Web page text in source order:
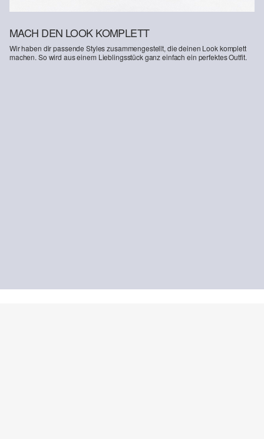
MACH DEN LOOK KOMPLETT
Wir haben dir passende Styles zusammengestellt, die deinen Look komplett
machen. So wird aus einem Lieblingsstück ganz einfach ein perfektes Outfit.